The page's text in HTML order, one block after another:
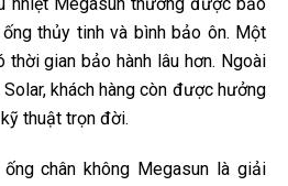
thủy tinh và bình bảo ôn. Một
gian bảo hành lâu hơn. Ngoài
khách hàng còn được hưởng
thuật trọn đời.
chân không Megasun là giải